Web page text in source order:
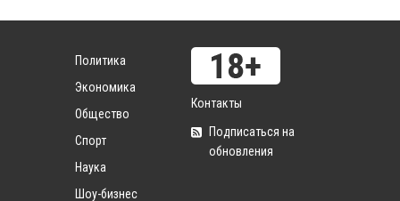
Политика
Экономика
Общество
Спорт
Наука
Шоу-бизнес
Контакты
Подписаться на
обновления